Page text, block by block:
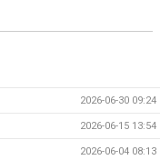
2026-06-30 09:24
2026-06-15 13:54
2026-06-04 08:13